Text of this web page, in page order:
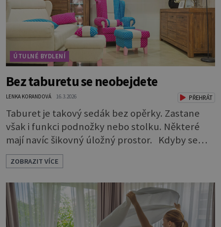
ÚTULNÉ BYDLENÍ
Bez taburetu se neobejdete
LENKA KORANDOVÁ 16.3.2026 PŘEHRÁT
Taburet je takový sedák bez opěrky. Zastane
však i funkci podnožky nebo stolku. Některé
mají navíc šikovný úložný prostor. Kdyby se
rozdávaly ceny za nejskromnější, a přitom
užitečný a praktický kus nábytku, určitě by
vyhrál taburet. Je nevtíravý, nenápadný, klidně
si sedí opodál a čeká, až na něj přijde řada, aniž
by jakkoli rušil nebo překážel. A když je ho
zapotřebí, je pohotově p
ZOBRAZIT VÍCE